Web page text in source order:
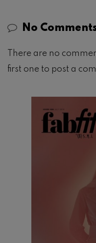
No
There are no
first one to post a